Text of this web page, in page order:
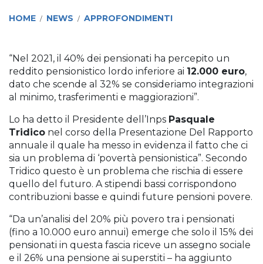
HOME / NEWS / APPROFONDIMENTI
“Nel 2021, il 40% dei pensionati ha percepito un
reddito pensionistico lordo inferiore ai 12.000 euro,
dato che scende al 32% se consideriamo integrazioni
al minimo, trasferimenti e maggiorazioni”.
Lo ha detto il Presidente dell’Inps Pasquale
Tridico nel corso della Presentazione Del Rapporto
annuale il quale ha messo in evidenza il fatto che ci
sia un problema di ‘povertà pensionistica”. Secondo
Tridico questo è un problema che rischia di essere
quello del futuro. A stipendi bassi corrispondono
contribuzioni basse e quindi future pensioni povere.
“Da un’analisi del 20% più povero tra i pensionati
(fino a 10.000 euro annui) emerge che solo il 15% dei
pensionati in questa fascia riceve un assegno sociale
e il 26% una pensione ai superstiti – ha aggiunto